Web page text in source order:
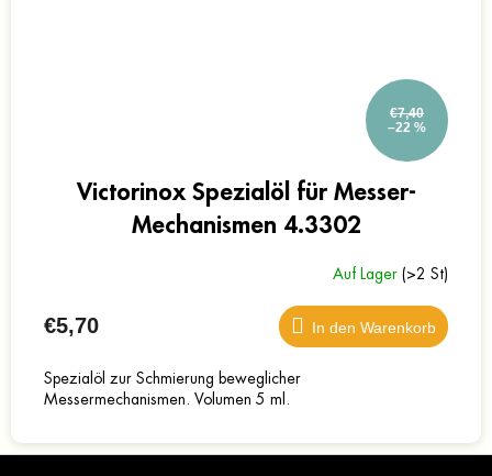
€7,40
–22 %
Victorinox Spezialöl für Messer-
Mechanismen 4.3302
Auf Lager (>2 St)
€5,70 In den Warenkorb
Spezialöl zur Schmierung beweglicher
Messermechanismen. Volumen 5 ml.